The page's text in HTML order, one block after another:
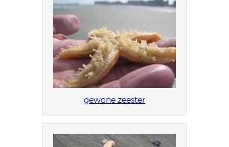
gewone zeester